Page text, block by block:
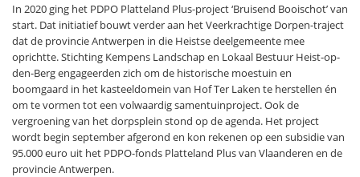
In 2020 ging het PDPO Platteland Plus-project ‘Bruisend Booischot’ van
start. Dat initiatief bouwt verder aan het Veerkrachtige Dorpen-traject
dat de provincie Antwerpen in die Heistse deelgemeente mee
oprichtte. Stichting Kempens Landschap en Lokaal Bestuur Heist-op-
den-Berg engageerden zich om de historische moestuin en
boomgaard in het kasteeldomein van Hof Ter Laken te herstellen én
om te vormen tot een volwaardig samentuinproject. Ook de
vergroening van het dorpsplein stond op de agenda. Het project
wordt begin september afgerond en kon rekenen op een subsidie van
95.000 euro uit het PDPO-fonds Platteland Plus van Vlaanderen en de
provincie Antwerpen.